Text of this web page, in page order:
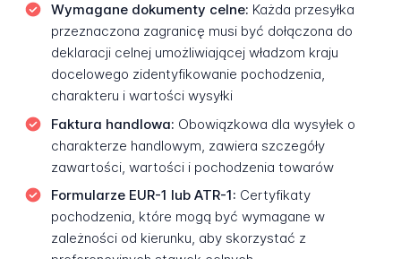
Wymagane dokumenty celne: Każda przesyłka
przeznaczona zagranicę musi być dołączona do
deklaracji celnej umożliwiającej władzom kraju
docelowego zidentyfikowanie pochodzenia,
charakteru i wartości wysyłki
Faktura handlowa: Obowiązkowa dla wysyłek o
charakterze handlowym, zawiera szczegóły
zawartości, wartości i pochodzenia towarów
Formularze EUR-1 lub ATR-1: Certyfikaty
pochodzenia, które mogą być wymagane w
zależności od kierunku, aby skorzystać z